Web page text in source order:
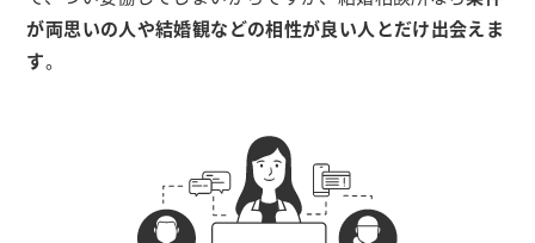
が両思いの人や結婚観などの相性が良い人とだけ出会えま
す。